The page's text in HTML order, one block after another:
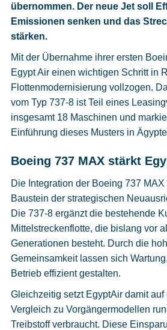
Cookies
übernommen. Der neue Jet soll
Emissionen senken und das
stärken.
Mit der Übernahme ihrer ersten
Egypt Aireinen wichtigen Schritt in
Flottenmodernisierung vollzogen.
vom Typ 737-8 ist Teil eines
insgesamt 18 Maschinen und
Einführung dieses Musters in
Boeing 737 MAX stärkt
Die Integration der Boeing 737
Baustein der strategischen
Die 737-8 ergänzt die bestehende
Mittelstreckenflotte, die bislang vor
Generationen besteht. Durch die
Gemeinsamkeit lassen sich
Betrieb effizient gestalten.
Gleichzeitig setzt EgyptAir damit
Vergleich zu Vorgängermodellen
Treibstoff verbraucht. Diese